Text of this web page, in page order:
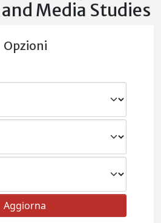
Media Studies
Opzioni